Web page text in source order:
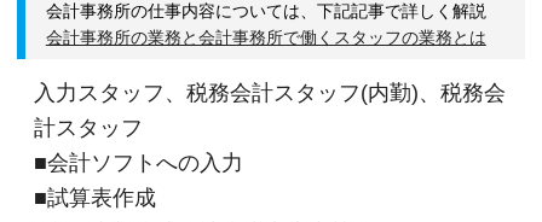
会計事務所の仕事内容については、下記記事で詳しく解説
会計事務所の業務と会計事務所で働くスタッフの業務とは
入力スタッフ、税務会計スタッフ(内勤)、税務会
計スタッフ
■会計ソフトへの入力
■試算表作成